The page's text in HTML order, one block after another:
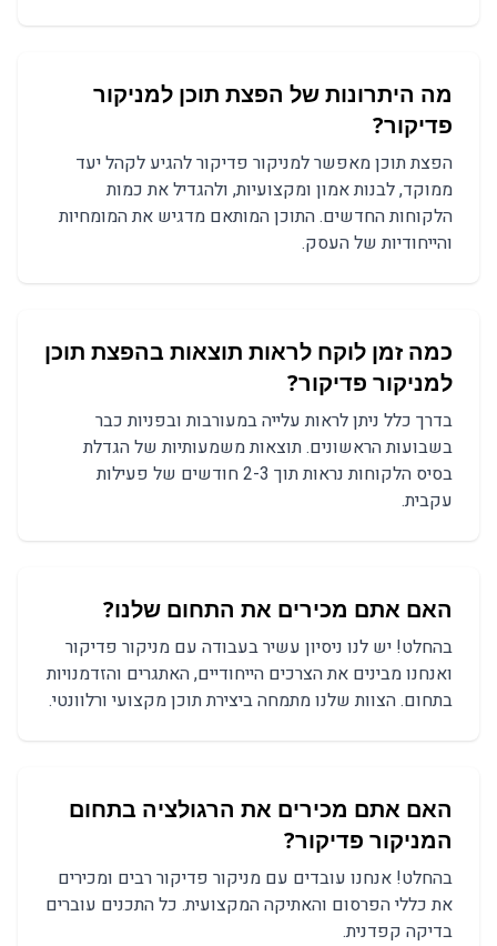
מה היתרונות של הפצת תוכן למניקור
פדיקור?
הפצת תוכן מאפשר למניקור פדיקור להגיע לקהל יעד
ממוקד, לבנות אמון ומקצועיות, ולהגדיל את כמות
הלקוחות החדשים. התוכן המותאם מדגיש את המומחיות
והייחודיות של העסק.
כמה זמן לוקח לראות תוצאות בהפצת תוכן
למניקור פדיקור?
בדרך כלל ניתן לראות עלייה במעורבות ובפניות כבר
בשבועות הראשונים. תוצאות משמעותיות של הגדלת
בסיס הלקוחות נראות תוך 2-3 חודשים של פעילות
עקבית.
האם אתם מכירים את התחום שלנו?
בהחלט! יש לנו ניסיון עשיר בעבודה עם מניקור פדיקור
ואנחנו מבינים את הצרכים הייחודיים, האתגרים והזדמנויות
בתחום. הצוות שלנו מתמחה ביצירת תוכן מקצועי ורלוונטי.
האם אתם מכירים את הרגולציה בתחום
המניקור פדיקור?
בהחלט! אנחנו עובדים עם מניקור פדיקוררבים ומכירים
את כללי הפרסום והאתיקה המקצועית. כל התכנים עוברים
בדיקה קפדנית.